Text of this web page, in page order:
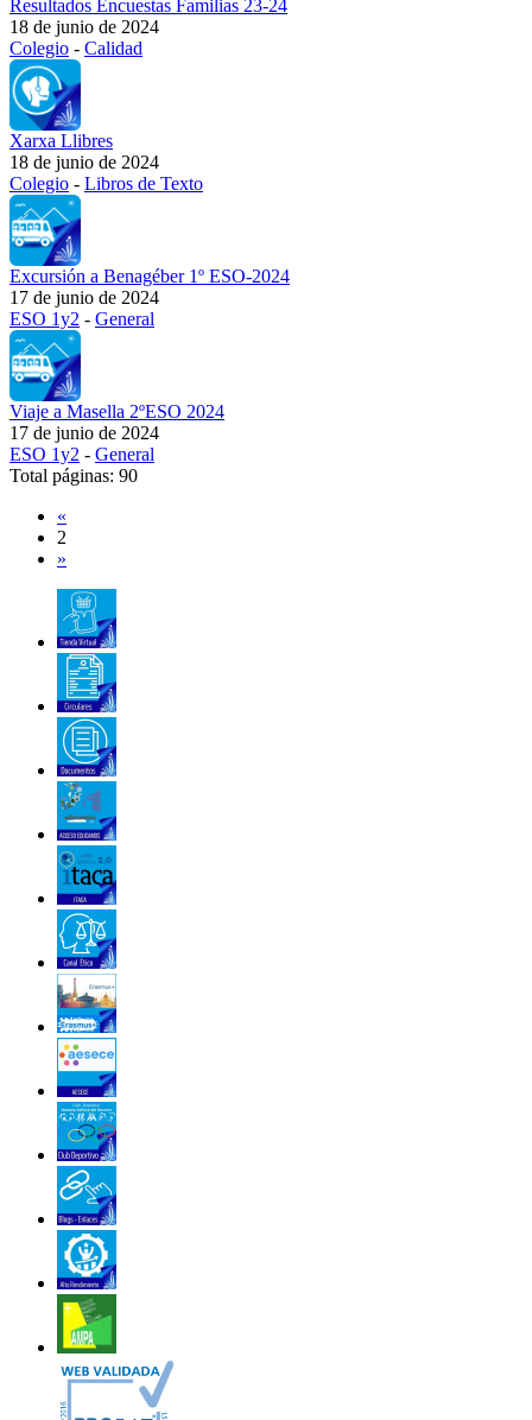
Resultados Encuestas Familias 23-24
18 de junio de 2024
Colegio - Calidad
Xarxa Llibres
18 de junio de 2024
Colegio - Libros de Texto
Excursión a Benagéber 1º ESO-2024
17 de junio de 2024
ESO 1y2 - General
Viaje a Masella 2ºESO 2024
17 de junio de 2024
ESO 1y2 - General
Total páginas: 90
«
2
»